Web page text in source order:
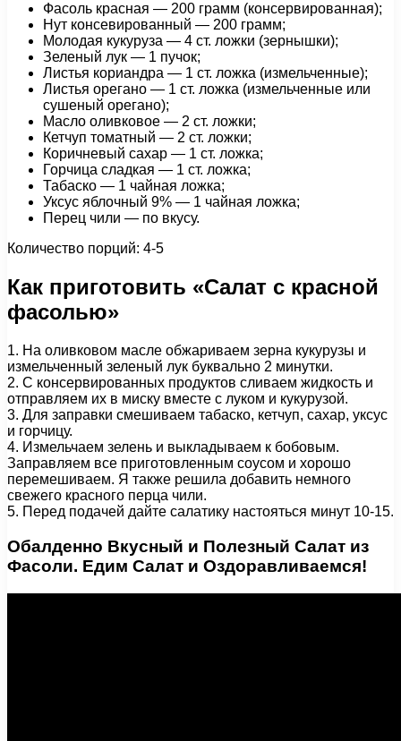
Фасоль красная — 200 грамм (консервированная);
Нут консевированный — 200 грамм;
Молодая кукуруза — 4 ст. ложки (зернышки);
Зеленый лук — 1 пучок;
Листья кориандра — 1 cт. ложка (измельченные);
Листья орегано — 1 cт. ложка (измельченные или
сушеный орегано);
Масло оливковое — 2 ст. ложки;
Кетчуп томатный — 2 ст. ложки;
Коричневый сахар — 1 ст. ложка;
Горчица сладкая — 1 ст. ложка;
Табаско — 1 чайная ложка;
Уксус яблочный 9% — 1 чайная ложка;
Перец чили — по вкусу.
Количество порций: 4-5
Как приготовить «Салат с красной
фасолью»
1. На оливковом масле обжариваем зерна кукурузы и
измельченный зеленый лук буквально 2 минутки.
2. С консервированных продуктов сливаем жидкость и
отправляем их в миску вместе с луком и кукурузой.
3. Для заправки смешиваем табаско, кетчуп, сахар, уксус
и горчицу.
4. Измельчаем зелень и выкладываем к бобовым.
Заправляем все приготовленным соусом и хорошо
перемешиваем. Я также решила добавить немного
свежего красного перца чили.
5. Перед подачей дайте салатику настояться минут 10-15.
Обалденно Вкусный и Полезный Салат из
Фасоли. Едим Салат и Оздоравливаемся!